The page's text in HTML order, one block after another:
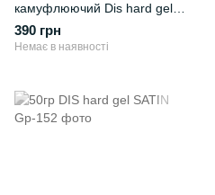
камуфлюючий Dis hard gel
LATTE 50 г
390 грн
Немає в наявності